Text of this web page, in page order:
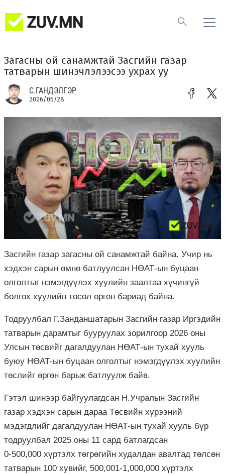
Загасны ой санамжтай Засгийн газар
татварын шинэчлэлээсээ ухрах уу
С.ГАНДЭЛГЭР
2026/05/28
Засгийн газар загасны ой санамжтай байна. Учир нь
хэдхэн сарын өмнө батлуулсан НӨАТ-ын буцаан
олголтыг нэмэгдүүлэх хуулийн заалтаа хүчингүй
болгох хуулийн төсөл өргөн бариад байна.
Тодруулбал Г.Занданшатарын Засгийн газар Иргэдийн
татварын дарамтыг бууруулах зорилгоор 2026 оны
Улсын төсвийг дагалдуулан НӨАТ-ын тухай хууль
буюу НӨАТ-ын буцаан олголтыг нэмэгдүүлэх хуулийн
төслийг өргөн барьж батлуулж байв.
Гэтэл шинээр байгуулагдсан Н.Учралын Засгийн
газар хэдхэн сарын дараа Төсвийн хүрээний
мэдэгдлийг дагалдуулан НӨАТ-ын тухай хууль бүр
тодруулбал 2025 оны 11 сард батлагдсан
0-500,000 хүртэлх төгрөгийн худалдан авалтад төлсөн
татварын 100 хувийг, 500,001-1,000,000 хүртэлх